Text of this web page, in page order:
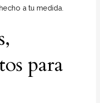
a tu medida.
para